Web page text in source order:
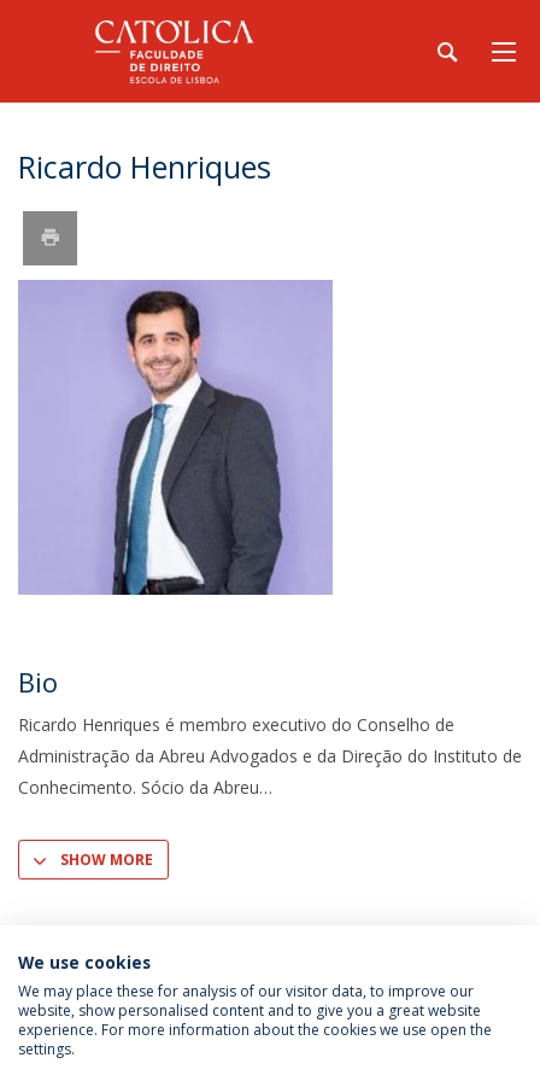
Ricardo Henriques
Bio
Ricardo Henriques é membro executivo do Conselho de
Administração da Abreu Advogados e da Direção do Instituto de
Conhecimento. Sócio da Abreu
SHOW MORE
Privacy Policy
We use cookies
We may place these for analysis of our visitor data, to improve our
website, show personalised content and to give you a great website
experience. For more information about the cookies we use open the
settings.